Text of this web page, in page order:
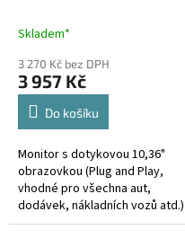
Bluetooth, + kamera + 15m
Skladem*
3 270 Kč bez DPH
3 957 Kč
Do košíku
Monitor s dotykovou 10,36"
obrazovkou (Plug and Play,
vhodné pro všechna aut,
dodávek, nákladních vozů atd.)
je dodávána se stojánkem pro